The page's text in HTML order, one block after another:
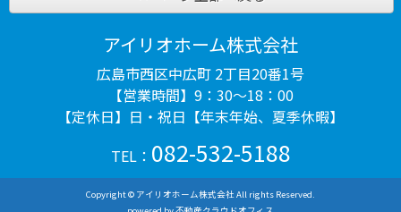
アイリオホーム株式会社
広島市西区中広町 2丁目20番1号
【営業時間】9：30～18：00
【定休日】日・祝日【年末年始、夏季休暇】
TEL： 082-532-5188
Copyright © アイリオホーム株式会社 All rights Reserved.